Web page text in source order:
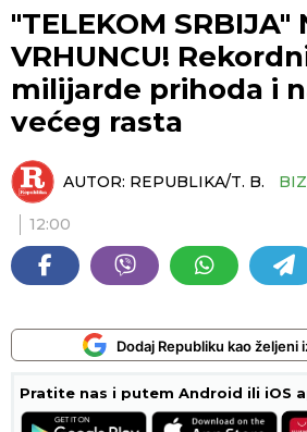
"TELEKOM SRBIJA"
VRHUNCU!
milijarde prihoda i
većeg rasta
AUTOR: REPUBLIKA/T. B.
12:00
Dodaj Republiku kao željeni
Pratite nas i putem Android ili iOS